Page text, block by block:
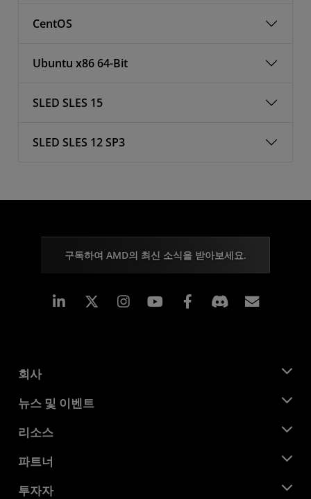
CentOS
Ubuntu x86 64-Bit
SLED SLES 15
SLED SLES 12 SP3
구독하여 AMD의 최신 소식을 받아보세요.
Linkedin Instagram Facebook
회사
AMD 소개
기업의 사회적 책임
채용
문의하기
뉴스 및 이벤트
뉴스룸
미디어 라이브러리
리소스
개발자 센트럴
사례 연구
파트너
AMD 파트너 허브
투자자